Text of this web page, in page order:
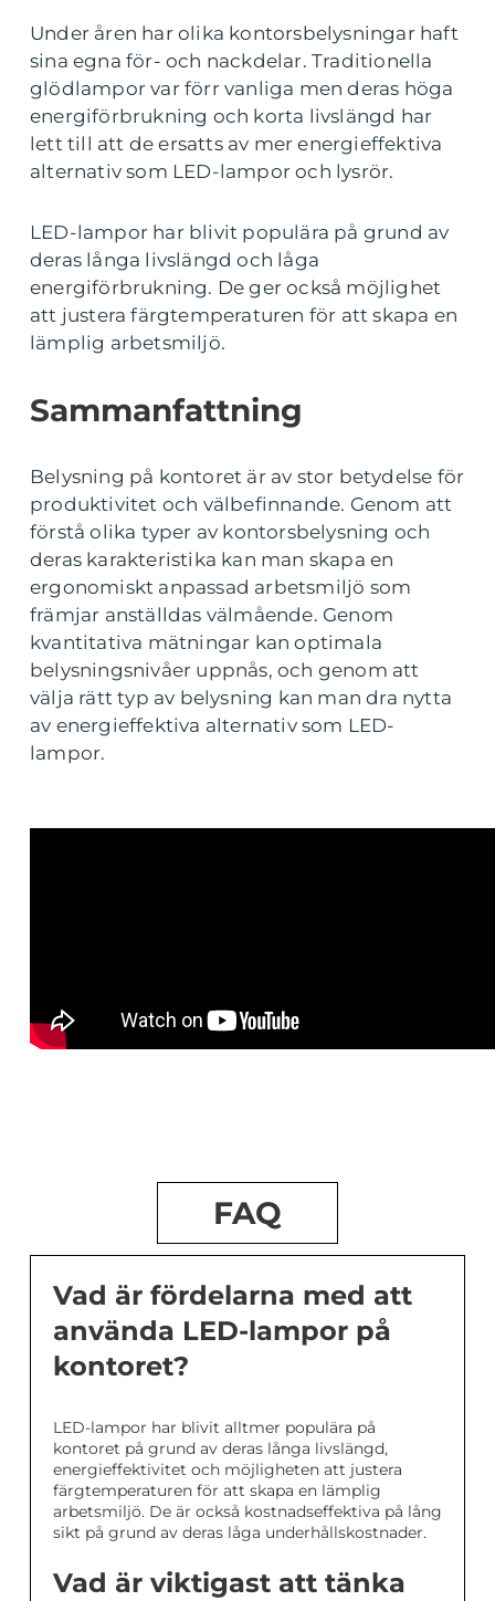
Under åren har olika kontorsbelysningar haft
sina egna för- och nackdelar. Traditionella
glödlampor var förr vanliga men deras höga
energiförbrukning och korta livslängd har
lett till att de ersatts av mer energieffektiva
alternativ som LED-lampor och lysrör.
LED-lampor har blivit populära på grund av
deras långa livslängd och låga
energiförbrukning. De ger också möjlighet
att justera färgtemperaturen för att skapa en
lämplig arbetsmiljö.
Sammanfattning
Belysning på kontoret är av stor betydelse för
produktivitet och välbefinnande. Genom att
förstå olika typer av kontorsbelysning och
deras karakteristika kan man skapa en
ergonomiskt anpassad arbetsmiljö som
främjar anställdas välmående. Genom
kvantitativa mätningar kan optimala
belysningsnivåer uppnås, och genom att
välja rätt typ av belysning kan man dra nytta
av energieffektiva alternativ som LED-
lampor.
FAQ
Vad är fördelarna med att
använda LED-lampor på
kontoret?
LED-lampor har blivit alltmer populära på
kontoret på grund av deras långa livslängd,
energieffektivitet och möjligheten att justera
färgtemperaturen för att skapa en lämplig
arbetsmiljö. De är också kostnadseffektiva på lång
sikt på grund av deras låga underhållskostnader.
Vad är viktigast att tänka